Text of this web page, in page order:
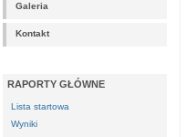
Galeria
Kontakt
RAPORTY GŁÓWNE
Lista startowa
Wyniki